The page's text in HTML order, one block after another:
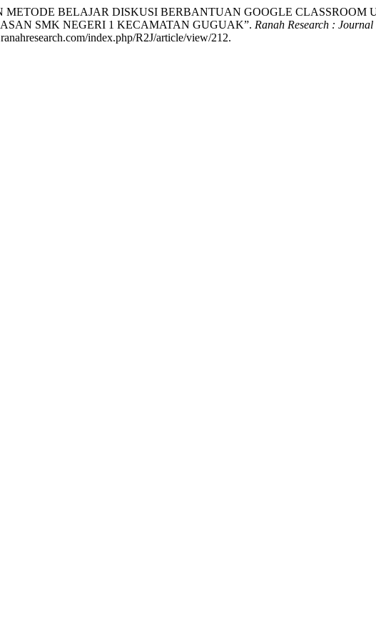
METODE BELAJAR DISKUSI BERBANTUAN GOOGLE
SMK NEGERI 1 KECAMATAN GUGUAK”. Ranah Research :
index.php/R2J/article/view/212.